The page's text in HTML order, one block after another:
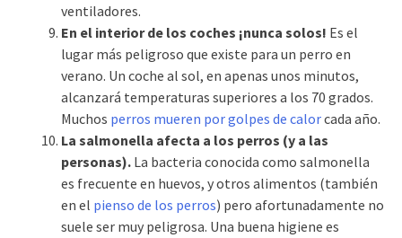
ventiladores.
En el interior de los coches ¡nunca solos! Es el
lugar más peligroso que existe para un perro en
verano. Un coche al sol, en apenas unos minutos,
alcanzará temperaturas superiores a los 70 grados.
Muchos perros mueren por golpes de calorcada año.
La salmonella afecta a los perros (y a las
personas). La bacteria conocida como salmonella
es frecuente en huevos, y otros alimentos (también
en el pienso de los perros) pero afortunadamente no
suele ser muy peligrosa. Una buena higiene es